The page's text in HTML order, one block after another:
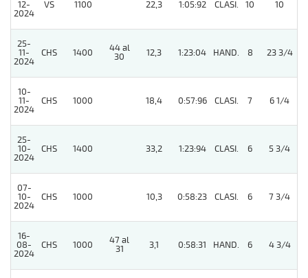
12-
2024
VS 1100 22,3 1:05:92 CLASI. 10 10
25-
11-
2024
CHS 1400
44 al
30
12,3 1:23:04 HAND. 8 23 3/4
10-
11-
2024
CHS 1000 18,4 0:57:96 CLASI. 7 6 1/4
25-
10-
2024
CHS 1400 33,2 1:23:94 CLASI. 6 5 3/4
07-
10-
2024
CHS 1000 10,3 0:58:23 CLASI. 6 7 3/4
16-
08-
2024
CHS 1000
47 al
31
3,1 0:58:31 HAND. 6 4 3/4